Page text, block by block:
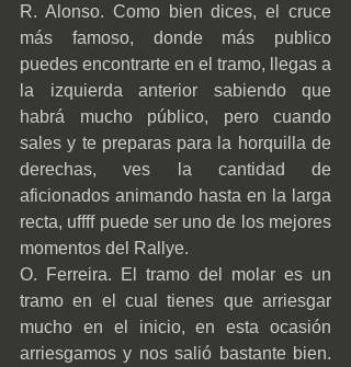
R. Alonso. Como bien dices, el cruce
más famoso, donde más publico
puedes encontrarte en el tramo, llegas a
la izquierda anterior sabiendo que
habrá mucho público, pero cuando
sales y te preparas para la horquilla de
derechas, ves la cantidad de
aficionados animando hasta en la larga
recta, uffff puede ser uno de los mejores
momentos del Rallye.
O. Ferreira. El tramo del molar es un
tramo en el cual tienes que arriesgar
mucho en el inicio, en esta ocasión
arriesgamos y nos salió bastante bien.